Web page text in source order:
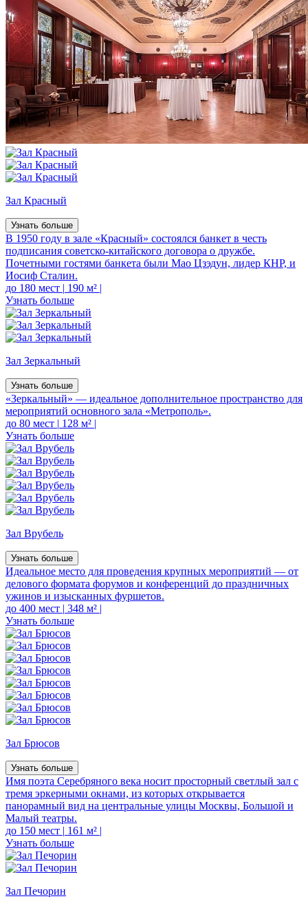
Зал Красный
Узнать больше
В 1950 году в зале «Красный» состоялся банкет в честь
подписания советско-китайского договора о дружбе.
Почетными гостями банкета были Мао Цзэдун, лидер КНР, и
Иосиф Сталин.
до 180 мест | 190 м² |
Узнать больше
Зал Зеркальный
Узнать больше
«Зеркальный» — идеальное дополнительное пространство для
мероприятий основного зала «Метрополь».
до 80 мест | 128 м² |
Узнать больше
Зал Врубель
Узнать больше
Идеальное место для проведения крупных мероприятий — от
делового формата форумов и конференций до праздничных
ужинов и изысканных фуршетов.
до 400 мест | 348 м² |
Узнать больше
Зал Брюсов
Узнать больше
Имя поэта Серебряного века носит просторный светлый зал с
тремя эркерными окнами, из которых открывается
панорамный вид на центральные улицы Москвы, Большой и
Малый театры.
до 150 мест | 161 м² |
Узнать больше
Зал Печорин